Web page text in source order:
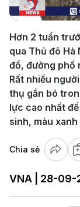
Hơn 2 tuần
qua Thủ đô
đổ, đường phố
Rất nhiều
thụ gắn bó
lực cao nhất
sinh, màu
Chia sẻ
VNA | 28-09-